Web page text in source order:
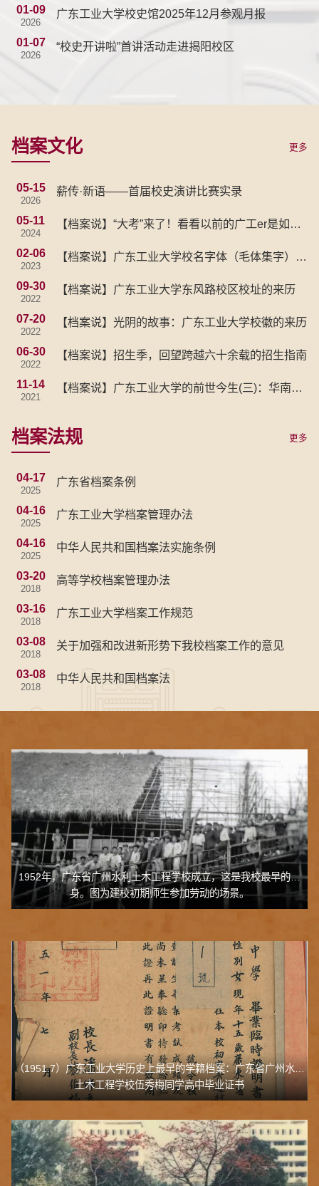
01-09
2026
广东工业大学校史馆2025年12月参观月报
01-07
2026
“校史开讲啦”首讲活动走进揭阳校区
档案文化 更多
05-15
2026
薪传·新语——首届校史演讲比赛实录
05-11
2024
【档案说】“大考”来了！看看以前的广工er是如何
02-06
2023
【档案说】广东工业大学校名字体（毛体集字）的
09-30
2022
【档案说】广东工业大学东风路校区校址的来历
07-20
2022
【档案说】光阴的故事：广东工业大学校徽的来历
06-30
2022
【档案说】招生季，回望跨越六十余载的招生指南
11-14
2021
【档案说】广东工业大学的前世今生(三)：华南建
档案法规 更多
04-17
2025
广东省档案条例
04-16
2025
广东工业大学档案管理办法
04-16
2025
中华人民共和国档案法实施条例
03-20
2018
高等学校档案管理办法
03-16
2018
广东工业大学档案工作规范
03-08
2018
关于加强和改进新形势下我校档案工作的意见
03-08
2018
中华人民共和国档案法
1952年，广东省广州水利土木工程学校成立，这是我校最早的前
身。图为建校初期师生参加劳动的场景。
（1951.7）广东工业大学历史上最早的学籍档案：广东省广州水利
土木工程学校伍秀梅同学高中毕业证书